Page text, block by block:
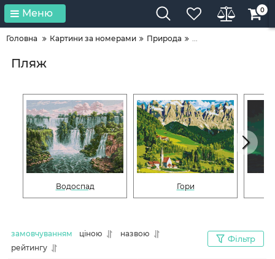
Меню 0
Головна Картини за номерами Природа ...
Пляж
Водоспад Гори
замовчуванням ціною
назвою
рейтингу
Фільтр